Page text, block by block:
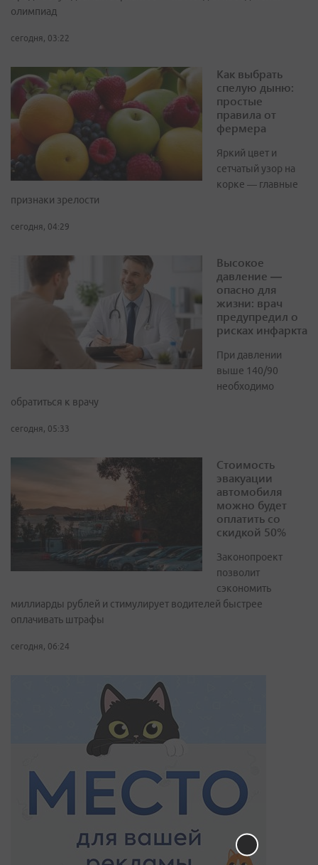
олимпиад
сегодня, 03:22
Как выбрать
спелую дыню:
простые
правила от
фермера
Яркий цвет и
сетчатый узор на
корке — главные
признаки зрелости
сегодня, 04:29
Высокое
давление —
опасно для
жизни: врач
предупредил о
рисках инфаркта
При давлении
выше 140/90
необходимо
обратиться к врачу
сегодня, 05:33
Стоимость
эвакуации
автомобиля
можно будет
оплатить со
скидкой 50%
Законопроект
позволит
сэкономить
миллиарды рублей и стимулирует водителей быстрее
оплачивать штрафы
сегодня, 06:24